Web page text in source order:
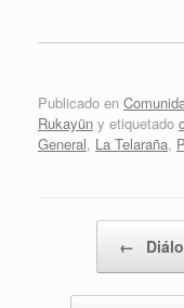
Publicado en
Rukayün y etiquetado
General, La Telaraña,
←